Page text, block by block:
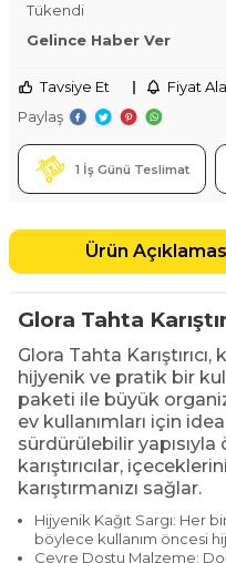
Tükendi
Gelince Haber Ver
Tavsiye Et |
Fiyat
Paylaş
1 İş Günü Teslimat
Ürün
Glora Tahta
Glora Tahta Karıştırıcı,
hijyenik ve pratik bir
paketi ile büyük
ev kullanımları için
sürdürülebilir
karıştırıcılar,
karıştırmanızı sağlar.
Hijyenik Kağıt Sargı: Her bir
böylece kullanım öncesi
Çevre Dostu Malzeme: